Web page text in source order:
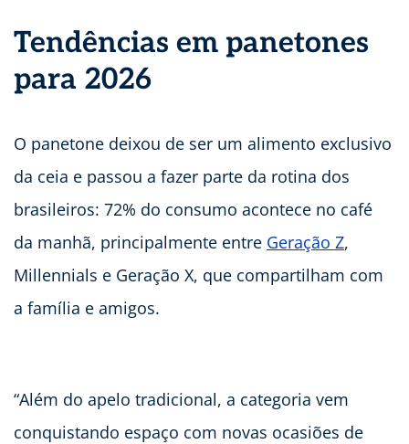
Tendências em panetones
para 2026
O panetone deixou de ser um alimento exclusivo
da ceia e passou a fazer parte da rotina dos
brasileiros: 72% do consumo acontece no café
da manhã, principalmente entre Geração Z,
Millennials e Geração X, que compartilham com
a família e amigos.
“Além do apelo tradicional, a categoria vem
conquistando espaço com novas ocasiões de